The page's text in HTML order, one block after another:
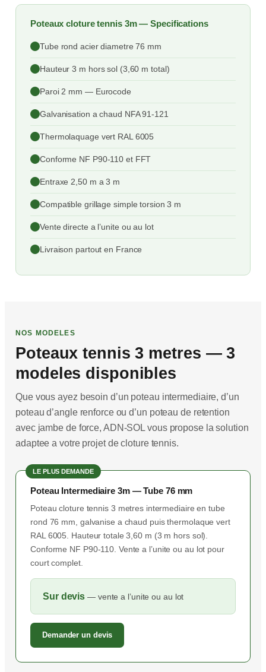
Poteaux cloture tennis 3m — Specifications
Tube rond acier diametre 76 mm
Hauteur 3 m hors sol (3,60 m total)
Paroi 2 mm — Eurocode
Galvanisation a chaud NFA 91-121
Thermolaquage vert RAL 6005
Conforme NF P90-110 et FFT
Entraxe 2,50 m a 3 m
Compatible grillage simple torsion 3 m
Vente directe a l’unite ou au lot
Livraison partout en France
NOS MODELES
Poteaux tennis 3 metres — 3
modeles disponibles
Que vous ayez besoin d’un poteau intermediaire, d’un
poteau d’angle renforce ou d’un poteau de retention
avec jambe de force, ADN-SOL vous propose la solution
adaptee a votre projet de cloture tennis.
LE PLUS DEMANDE
Poteau Intermediaire 3m — Tube 76 mm
Poteau cloture tennis 3 metres intermediaire en tube
rond 76 mm, galvanise a chaud puis thermolaque vert
RAL 6005. Hauteur totale 3,60 m (3 m hors sol).
Conforme NF P90-110. Vente a l’unite ou au lot pour
court complet.
Sur devis — vente a l’unite ou au lot
Demander un devis